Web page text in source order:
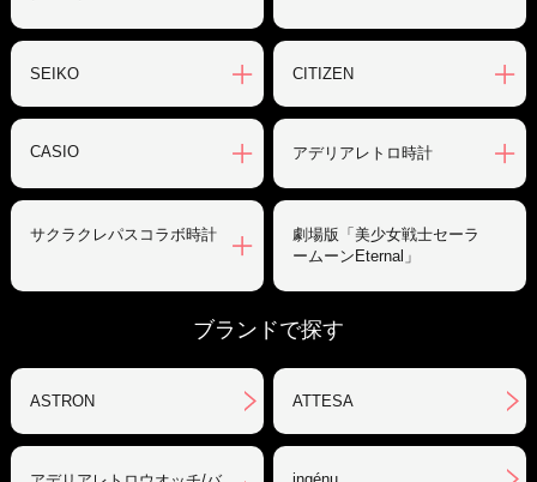
SEIKO CITIZEN
CASIO アデリアレトロ時計
サクラクレパスコラボ時計
劇場版「美少女戦士セーラ
ームーンEternal」
ブランドで探す
ASTRON ATTESA